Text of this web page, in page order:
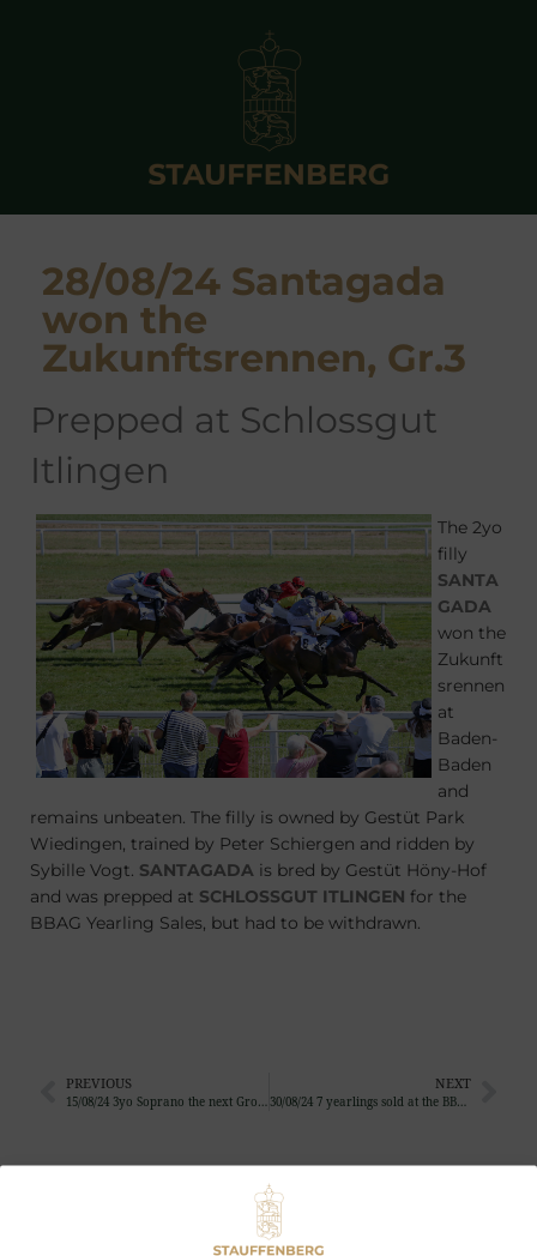
28/08/24 Santagada
won the
Zukunftsrennen, Gr.3
prepped at Schlossgut
Itlingen
The 2yo
filly
SANTA
GADA
won the
Zukunft
srennen
at
Baden-
Baden
and
remains unbeaten. The filly is owned by Gestüt Park
Wiedingen, trained by Peter Schiergen and ridden by
Sybille Vogt. SANTAGADA is bred by Gestüt Höny-Hof
and was prepped at SCHLOSSGUT ITLINGEN for the
BBAG Yearling Sales, but had to be withdrawn.
PREVIOUS
15/08/24 3yo Soprano the next Groupwinner
NEXT
30/08/24 7 yearlings sold at the BBAG Yearling Sale, Liberty Racing bought our Top-Lot by Teofilo …